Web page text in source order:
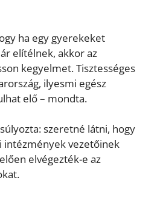
ha egy gyerekeket
elítélnek, akkor az
kegyelmet. Tisztességes
ilyesmi egész
elő – mondta.
szeretné látni, hogy
intézmények vezetőinek
elvégezték-e az